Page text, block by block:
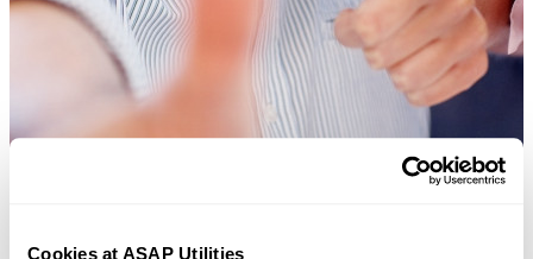
Cookies at ASAP Utilities